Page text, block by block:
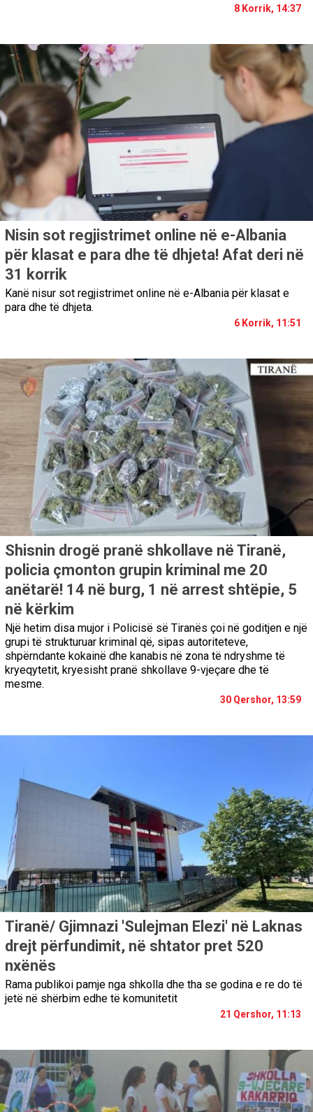
8 Korrik, 14:37
Nisin sot regjistrimet online në e-Albania
për klasat e para dhe të dhjeta! Afat deri në
31 korrik
Kanë nisur sot regjistrimet online në e-Albania për klasat e
para dhe të dhjeta.
6 Korrik, 11:51
Shisnin drogë pranë shkollave në Tiranë,
policia çmonton grupin kriminal me 20
anëtarë! 14 në burg, 1 në arrest shtëpie, 5
në kërkim
Një hetim disa mujor i Policisë së Tiranës çoi në goditjen e një
grupi të strukturuar kriminal që, sipas autoriteteve,
shpërndante kokainë dhe kanabis në zona të ndryshme të
kryeqytetit, kryesisht pranë shkollave 9-vjeçare dhe të
mesme.
30 Qershor, 13:59
Tiranë/ Gjimnazi 'Sulejman Elezi' në Laknas
drejt përfundimit, në shtator pret 520
nxënës
Rama publikoi pamje nga shkolla dhe tha se godina e re do të
jetë në shërbim edhe të komunitetit
21 Qershor, 11:13